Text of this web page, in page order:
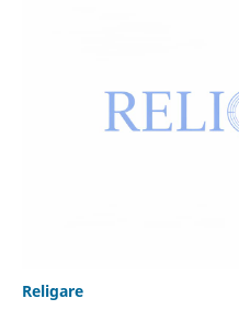
Religare